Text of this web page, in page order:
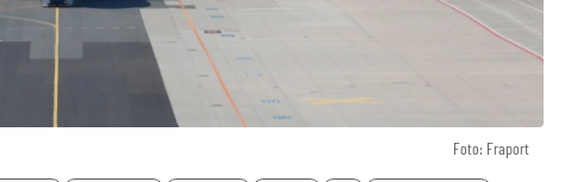
Foto: Fraport